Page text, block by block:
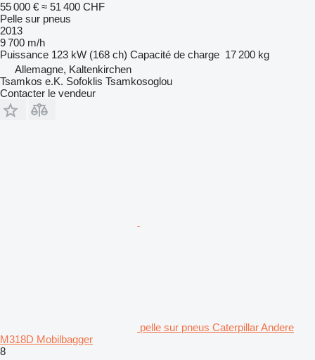
55 000 € ≈ 51 400 CHF
Pelle sur pneus
2013
9 700 m/h
Puissance 123 kW (168 ch) Capacité de charge 17 200 kg
Allemagne, Kaltenkirchen
Tsamkos e.K. Sofoklis Tsamkosoglou
Contacter le vendeur
pelle sur pneus Caterpillar Andere
M318D Mobilbagger
8